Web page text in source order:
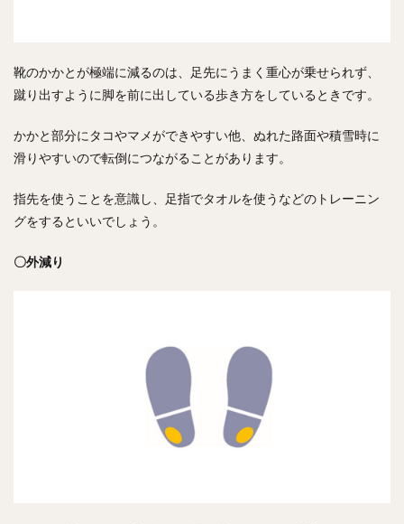
靴のかかとが極端に減るのは、足先にうまく重心が乗せられず、
蹴り出すように脚を前に出している歩き方をしているときです。
かかと部分にタコやマメができやすい他、ぬれた路面や積雪時に
滑りやすいので転倒につながることがあります。
指先を使うことを意識し、足指でタオルを使うなどのトレーニン
グをするといいでしょう。
〇外減り